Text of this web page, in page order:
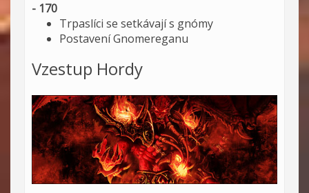
- 170
Trpaslíci se setkávají s gnómy
Postavení Gnomereganu
Vzestup Hordy